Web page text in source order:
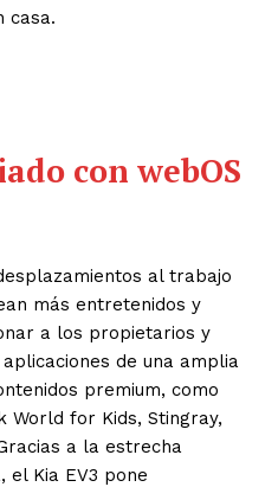
casa.
con webOS
al trabajo
más entretenidos y
a los propietarios y
de una amplia
premium, como
World for Kids, Stingray,
a la estrecha
el Kia EV3 pone